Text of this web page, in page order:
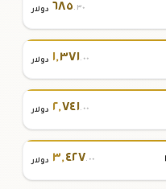
٦٨٥.٣٠ دولار
١,٣٧١.٠٠ دولار
٢,٧٤١.٠٠ دولار
٣,٤٢٧.٠٠ دولار